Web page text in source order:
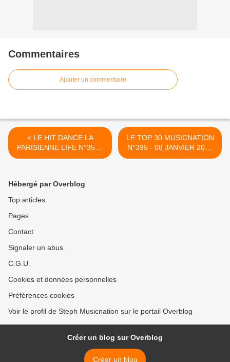
Commentaires
Ajouter un commentaire
< LE HIT DANCE LA
PARISIENNE LIFE N°356 -
06 JANVIER 2023
LE TOP 30 MUSICNATION
N°395 - 08 JANVIER 2023
>
Hébergé par Overblog
Top articles
Pages
Contact
Signaler un abus
C.G.U.
Cookies et données personnelles
Préférences cookies
Voir le profil de Steph Musicnation sur le portail Overblog
Créer un blog sur Overblog
Créer un blog